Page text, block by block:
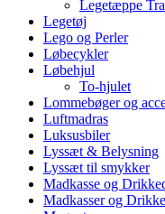
Legetæppe
Legetøj
Lego og Perler
Løbecykler
Løbehjul
To-hjulet
Lommebøger og
Luftmadras
Luksusbiler
Lyssæt & Belysning
Lyssæt til smykker
Madkasse og
Madkasser og